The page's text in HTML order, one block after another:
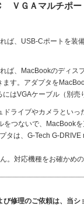
ＶＧＡマルチポー
ば、USB-Cポートを
ば、MacBookのディ
す。アダプタを
はVGAケーブル（別売
ライブやカメラとい
つないで、MacBookを
は、G-Tech G-
。対応機種をお確かめの
び修理のご依頼は、当